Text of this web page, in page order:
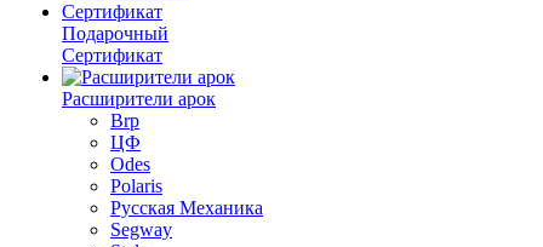
Подарочный
Сертификат
Расширители арок
Brp
ЦФ
Odes
Polaris
Русская Механика
Segway